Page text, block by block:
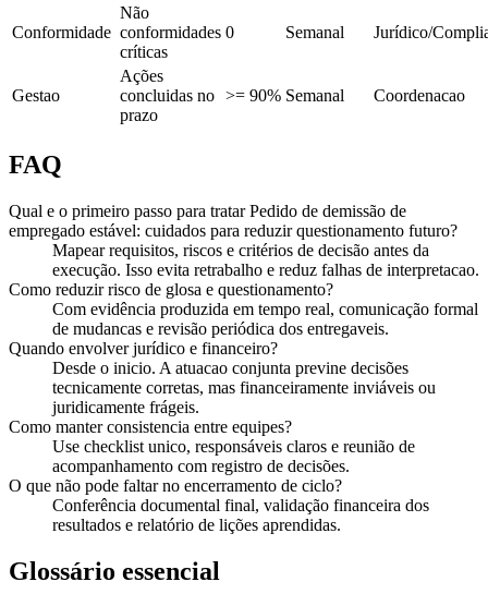
Conformidade
Não
conformidades
críticas
0 Semanal Jurídico/
Gestao
Ações
concluidas no
prazo
>= 90% Semanal Coordenacao
FAQ
Qual e o primeiro passo para tratar Pedido de demissão de
empregado estável: cuidados para reduzir questionamento futuro?
Mapear requisitos, riscos e critérios de decisão antes da
execução. Isso evita retrabalho e reduz falhas de interpretacao.
Como reduzir risco de glosa e questionamento?
Com evidência produzida em tempo real, comunicação formal
de mudancas e revisão periódica dos entregaveis.
Quando envolver jurídico e financeiro?
Desde o inicio. A atuacao conjunta previne decisões
tecnicamente corretas, mas financeiramente inviáveis ou
juridicamente frágeis.
Como manter consistencia entre equipes?
Use checklist unico, responsáveis claros e reunião de
acompanhamento com registro de decisões.
O que não pode faltar no encerramento de ciclo?
Conferência documental final, validação financeira dos
resultados e relatório de lições aprendidas.
Glossário essencial